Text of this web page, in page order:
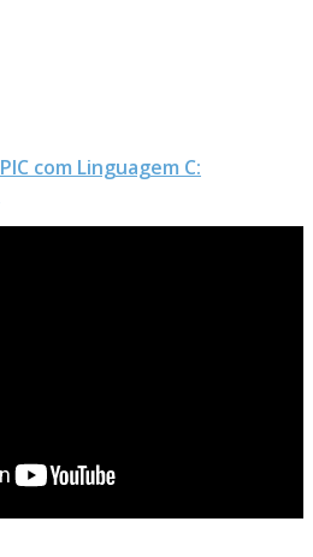
com Linguagem C: